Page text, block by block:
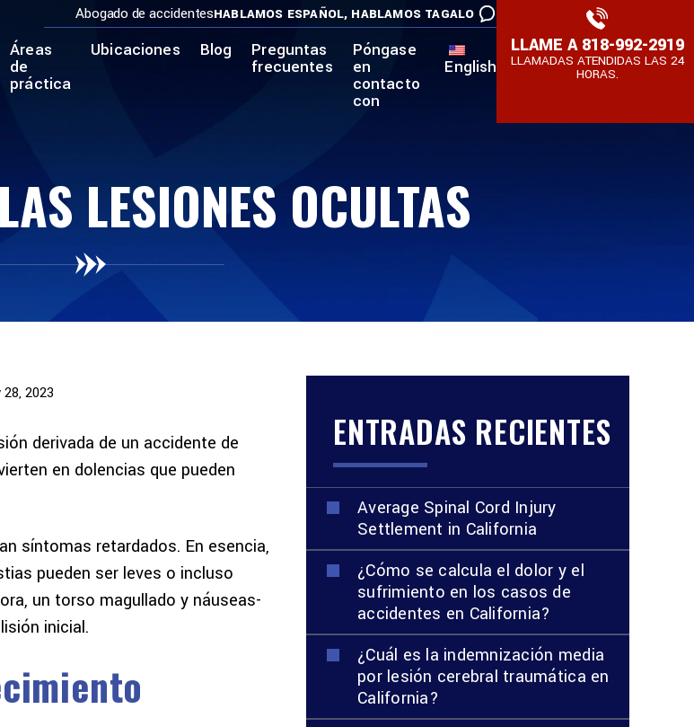
Abogado de accidentesHABLAMOS ESPAÑOL, HABLAMOS TAGALO
Áreas
de
práctica
Ubicaciones Blog Preguntas
frecuentes
Póngase
en
contacto
con
English
LLAME A818-992-2919
LLAMADAS ATENDIDAS LAS 24
HORAS.
LESIONES OCULTAS
2023
derivada de un accidente de
en dolencias que pueden
síntomas retardados. En esencia,
pueden ser leves o incluso
un torso magullado y náuseas-
inicial.
ENTRADAS RECIENTES
Average Spinal Cord Injury
Settlement in California
¿Cómo se calcula el dolor y el
sufrimiento en los casos de
accidentes en California?
¿Cuál es la indemnización media
por lesión cerebral traumática en
California?